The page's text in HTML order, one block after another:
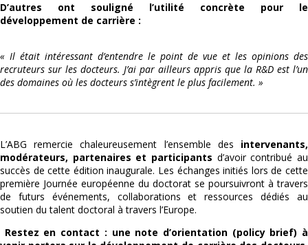
D’autres ont souligné l’utilité concrète pour le
développement de carrière :
« Il était intéressant d’entendre le point de vue et les opinions des
recruteurs sur les docteurs. J’ai par ailleurs appris que la R&D est l’un
des domaines où les docteurs s’intègrent le plus facilement. »
L’ABG remercie chaleureusement l’ensemble des intervenants,
modérateurs, partenaires et participants d’avoir contribué au
succès de cette édition inaugurale. Les échanges initiés lors de cette
première Journée européenne du doctorat se poursuivront à travers
de futurs événements, collaborations et ressources dédiés au
soutien du talent doctoral à travers l’Europe.
Restez en contact : une note d’orientation (policy brief) à